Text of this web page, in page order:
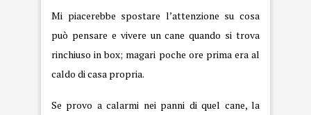
Mi piacerebbe spostare l’attenzione su cosa
può pensare e vivere un cane quando si trova
rinchiuso in box; magari poche ore prima era al
caldo di casa propria.
Se provo a calarmi nei panni di quel cane, la